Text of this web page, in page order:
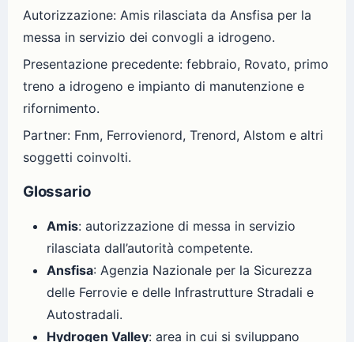
Autorizzazione: Amis rilasciata da Ansfisa per la
messa in servizio dei convogli a idrogeno.
Presentazione precedente: febbraio, Rovato, primo
treno a idrogeno e impianto di manutenzione e
rifornimento.
Partner: Fnm, Ferrovienord, Trenord, Alstom e altri
soggetti coinvolti.
Glossario
Amis: autorizzazione di messa in servizio
rilasciata dall’autorità competente.
Ansfisa: Agenzia Nazionale per la Sicurezza
delle Ferrovie e delle Infrastrutture Stradali e
Autostradali.
Hydrogen Valley: area in cui si sviluppano